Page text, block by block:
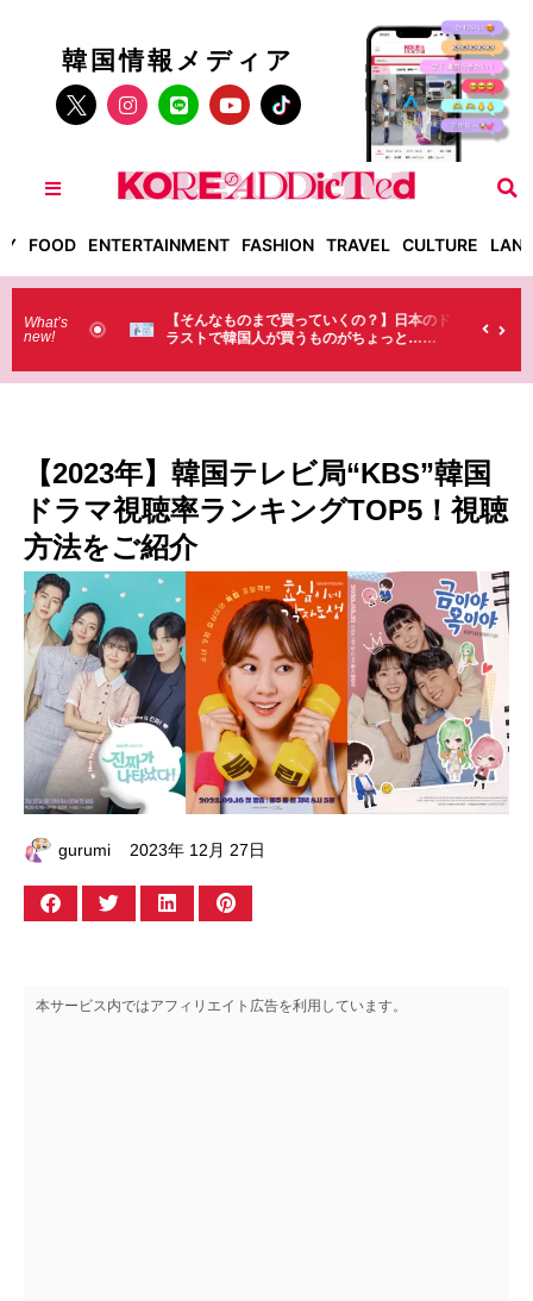
韓国情報メディア
FOOD ENTERTAINMENT FASHION TRAVEL CULTURE
What’s
new!
！】お土
（笑）
【そんなものまで買っていくの？】日本のド
ラストで韓国人が買うものがちょっと…
【2023年】韓国テレビ局“KBS”韓国
ドラマ視聴率ランキングTOP5！視聴
方法をご紹介
gurumi 2023年 12月 27日
本サービス内ではアフィリエイト広告を利用しています。